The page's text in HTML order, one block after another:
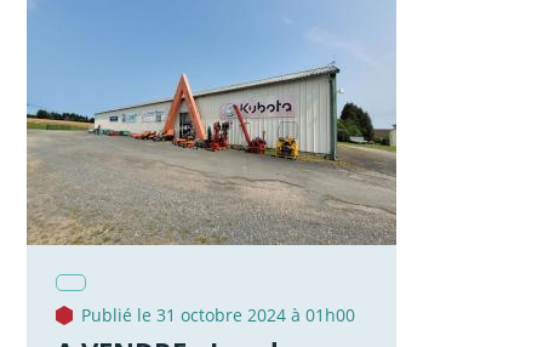
Publié le 31 octobre 2024 à 01h00